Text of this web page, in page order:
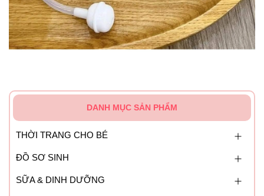
DANH MỤC SẢN PHẨM
THỜI TRANG CHO BÉ
ĐỒ SƠ SINH
SỮA & DINH DƯỠNG